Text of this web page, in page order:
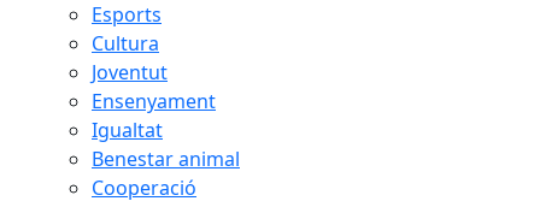
Esports
Cultura
Joventut
Ensenyament
Igualtat
Benestar animal
Cooperació